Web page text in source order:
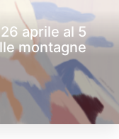
aprile al 5
montagne